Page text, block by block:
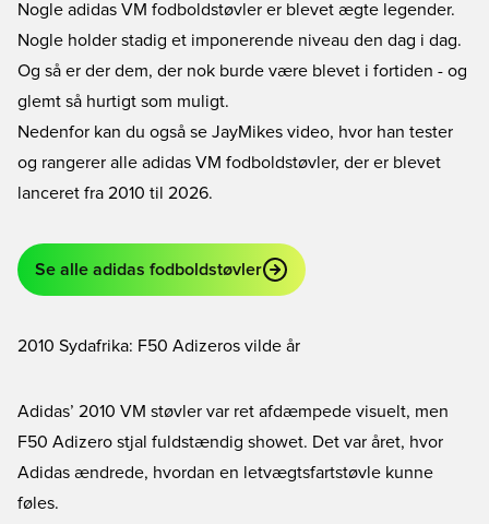
Nogle adidas VM fodboldstøvler er blevet ægte legender.
Nogle holder stadig et imponerende niveau den dag i dag.
Og så er der dem, der nok burde være blevet i fortiden - og
glemt så hurtigt som muligt.
Nedenfor kan du også se JayMikes video, hvor han tester
og rangerer alle adidas VM fodboldstøvler, der er blevet
lanceret fra 2010 til 2026.
Se alle adidas fodboldstøvler
2010 Sydafrika: F50 Adizeros vilde år
Adidas’ 2010 VM støvler var ret afdæmpede visuelt, men
F50 Adizero stjal fuldstændig showet. Det var året, hvor
Adidas ændrede, hvordan en letvægtsfartstøvle kunne
føles.